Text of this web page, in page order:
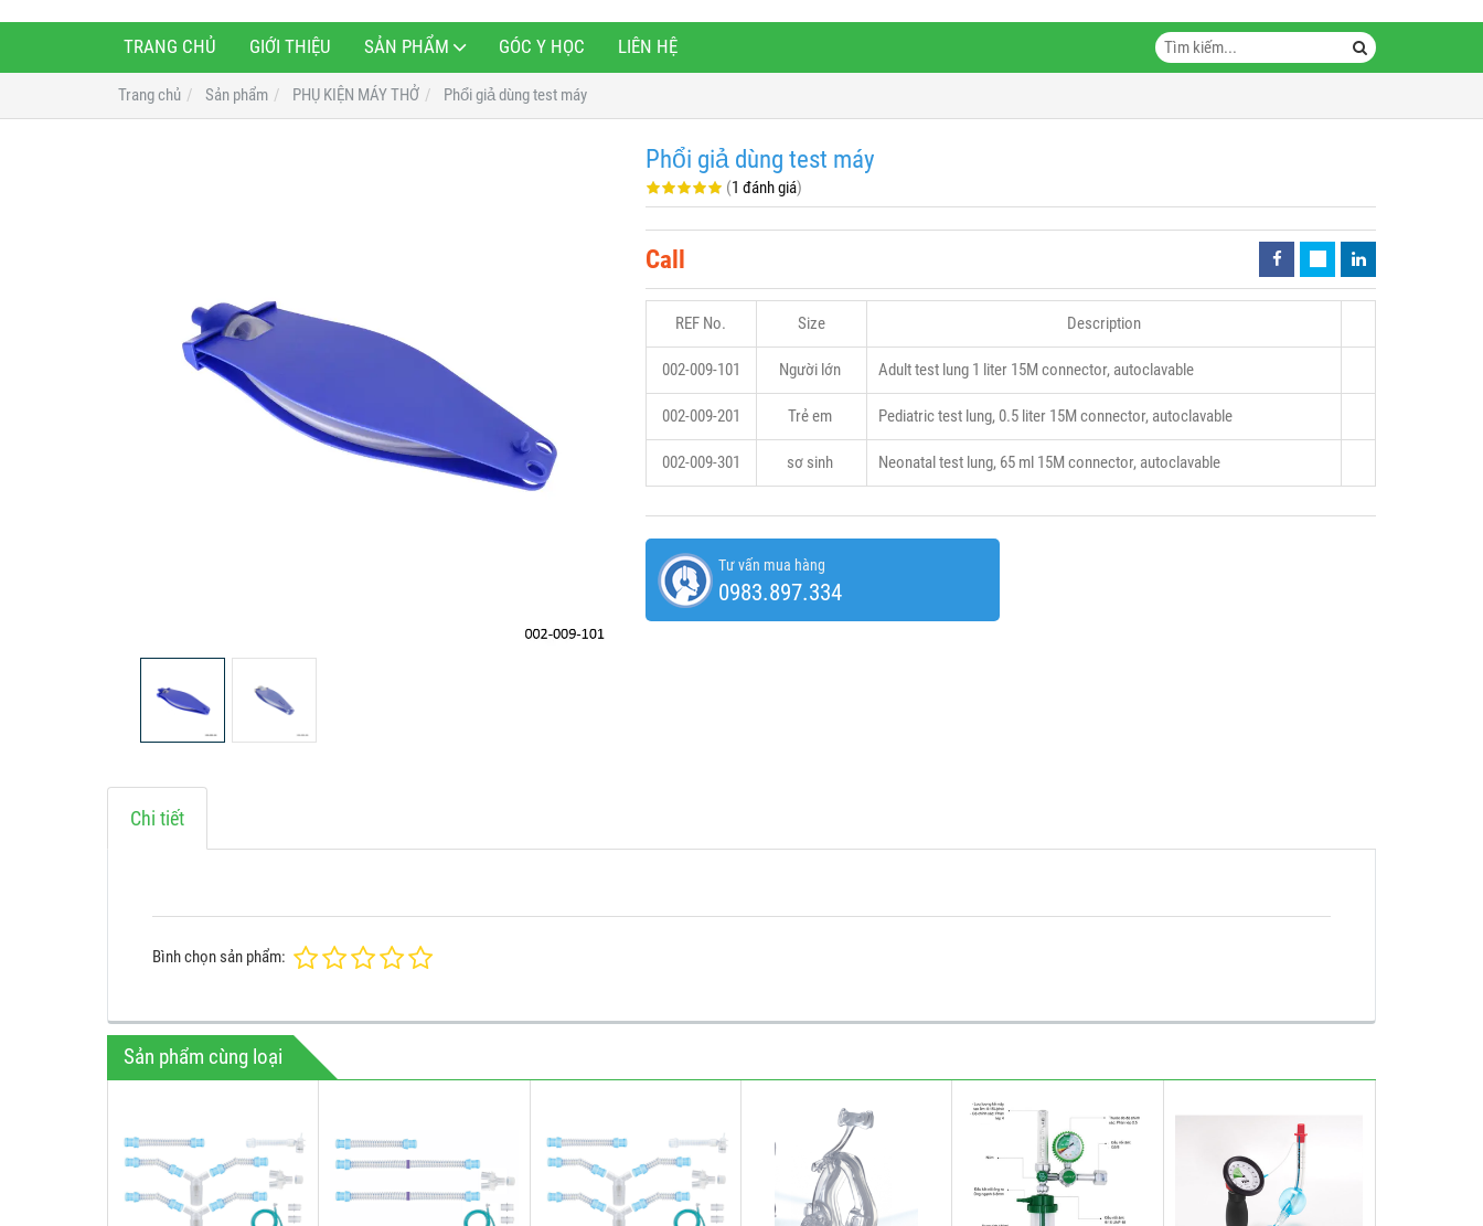
TRANG CHỦ GIỚI THIỆU SẢN PHẨM GÓC Y HỌC LIÊN HỆ
Trang chủ Sản phẩm PHỤ KIỆN MÁY THỞ Phổi giả dùng test máy
Phổi giả dùng test máy
(1 đánh giá)
Call
REF No. Size Description
002-009-101 Người lớn Adult test lung 1 liter 15M connector, autoclavable
002-009-201 Trẻ em Pediatric test lung, 0.5 liter 15M connector, autoclavable
002-009-301 sơ sinh Neonatal test lung, 65 ml 15M connector, autoclavable
Tư vấn mua hàng
0983.897.334
Chi tiết
Bình chọn sản phẩm:
Sản phẩm cùng loại